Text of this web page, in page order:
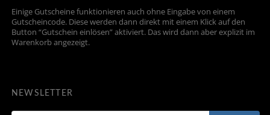
Einige Gutscheine funktionieren auch ohne Eingabe von einem
Gutscheincode. Diese werden dann direkt mit einem Klick auf den
Button “Gutschein einlösen” aktiviert. Das wird dann aber explizit im
Warenkorb angezeigt.
NEWSLETTER